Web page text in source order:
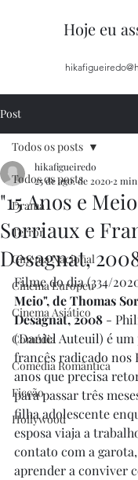
Hoje eu
Post
Todos os posts
Drama
Terror
Cinema Nacional
Cinema Europeu
Cinema Asiático
Comédia
Comédia Romântica
Ficção
Hollywood
Todos os posts
"15 Anos e
Sorriaux e
Desagnat,
hikafigueiredo
25 de ago. de 2020 2
Filme do dia (334/
Meio", de Thomas
Desagnat, 2008 -
(Daniel Auteuil) é um
francês radicado nos
anos que precisa
para passar três
filha adolescente
esposa viaja a
contato com a
aprender a conviver